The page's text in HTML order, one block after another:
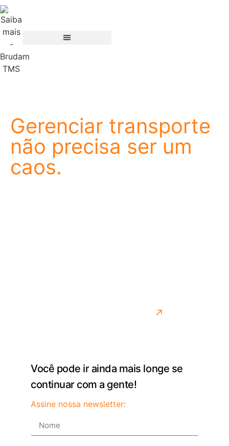
Gerenciar transporte
não precisa ser um
caos.
Você pode ir ainda mais longe se
continuar com a gente!
Assine nossa newsletter: